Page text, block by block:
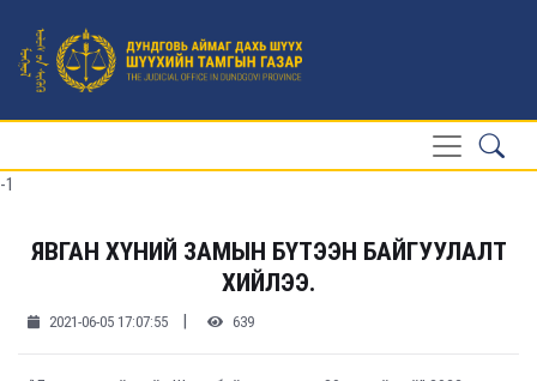
-1
ЯВГАН ХҮНИЙ ЗАМЫН БҮТЭЭН БАЙГУУЛАЛТ
ХИЙЛЭЭ.
2021-06-05 17:07:55 | 639